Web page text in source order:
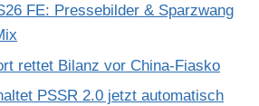
FE: Pressebilder & Sparzwang
rettet Bilanz vor China-Fiasko
PSSR 2.0 jetzt automatisch